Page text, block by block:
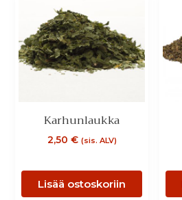
Karhunlaukka
2,50 € (sis. ALV)
Lisää ostoskoriin